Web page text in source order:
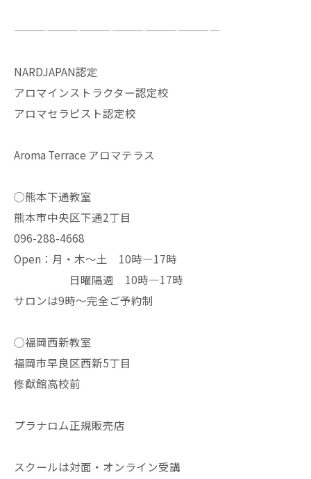
———————————————————
NARDJAPAN認定
アロマインストラクター認定校
アロマセラピスト認定校
Aroma Terrace アロマテラス
◯熊本下通教室
熊本市中央区下通2丁目
096-288-4668
Open：月・木〜土 10時—17時
日曜隔週 10時—17時
サロンは9時〜完全ご予約制
◯福岡西新教室
福岡市早良区西新5丁目
修猷館高校前
プラナロム正規販売店
スクールは対面・オンライン受講